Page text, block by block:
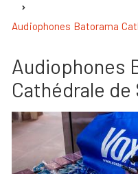
Audiophones Batorama
Audiophones
Cathédrale